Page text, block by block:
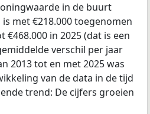
in de buurt
met €218.000 toegenomen
€468.000 in 2025 (dat is een
verschil per jaar
2013 tot en met 2025 was
van de data in de tijd
trend: De cijfers groeien